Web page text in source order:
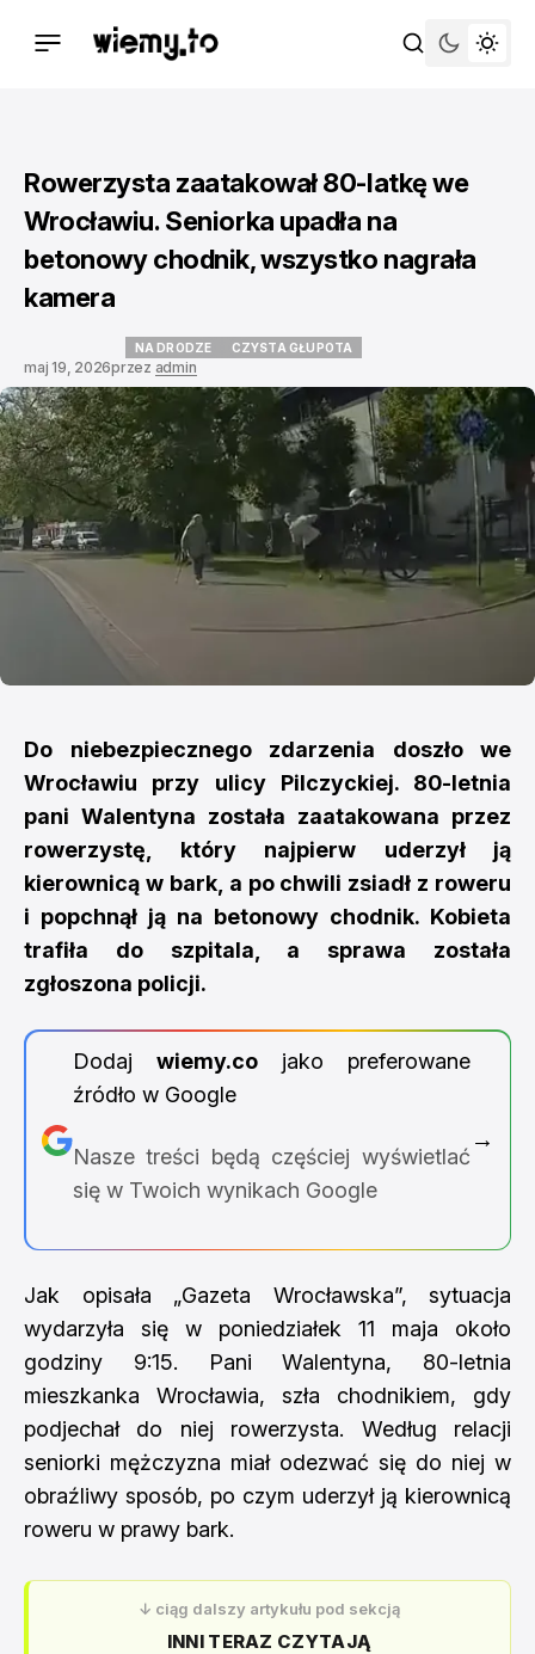
Rowerzysta zaatakował 80-latkę we
Wrocławiu. Seniorka upadła na
betonowy chodnik, wszystko nagrała
kamera
NA DRODZE CZYSTA GŁUPOTA
maj 19, 2026przez admin
Do niebezpiecznego zdarzenia doszło we
Wrocławiu przy ulicy Pilczyckiej. 80-letnia
pani Walentyna została zaatakowana przez
rowerzystę, który najpierw uderzył ją
kierownicą w bark, a po chwili zsiadł z roweru
i popchnął ją na betonowy chodnik. Kobieta
trafiła do szpitala, a sprawa została
zgłoszona policji.
Dodaj wiemy.cojako preferowane
źródło w Google
Nasze treści będą częściej wyświetlać
się w Twoich wynikach Google
→
Jak opisała „Gazeta Wrocławska”, sytuacja
wydarzyła się w poniedziałek 11 maja około
godziny 9:15. Pani Walentyna, 80-letnia
mieszkanka Wrocławia, szła chodnikiem, gdy
podjechał do niej rowerzysta. Według relacji
seniorki mężczyzna miał odezwać się do niej w
obraźliwy sposób, po czym uderzył ją kierownicą
roweru w prawy bark.
↓ ciąg dalszy artykułu pod sekcją
INNI TERAZ CZYTAJĄ